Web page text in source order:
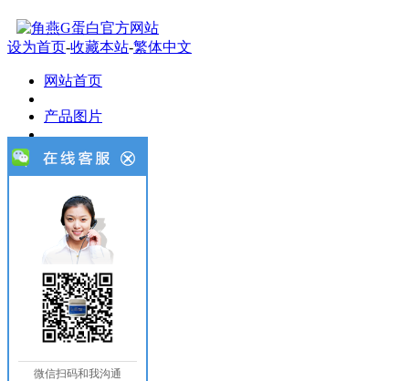
设为首页-收藏本站-繁体中文
网站首页
产品图片
新闻知识
功效作用
我要订购
客户案例
联系我们
微信扫码和我沟通